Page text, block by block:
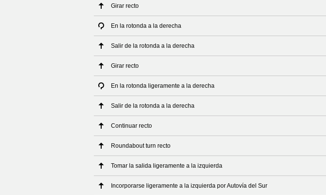
Girar recto
En la rotonda a la derecha
Salir de la rotonda a la derecha
Girar recto
En la rotonda ligeramente a la derecha
Salir de la rotonda a la derecha
Continuar recto
Roundabout turn recto
Tomar la salida ligeramente a la izquierda
Incorporarse ligeramente a la izquierda por Autovía del Sur